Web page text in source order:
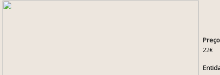
22€